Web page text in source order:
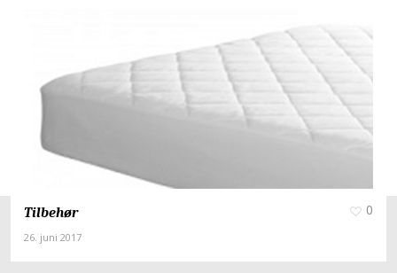
Tilbehør
26. juni 2017
0